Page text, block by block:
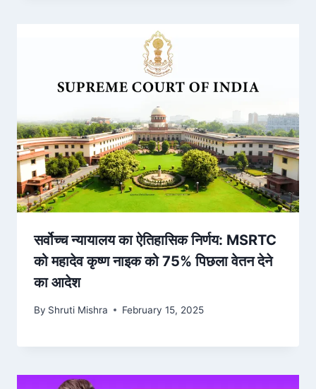
सर्वोच्च न्यायालय का ऐतिहासिक निर्णय: MSRTC
को महादेव कृष्ण नाइक को 75% पिछला वेतन देने
का आदेश
By Shruti Mishra February 15, 2025